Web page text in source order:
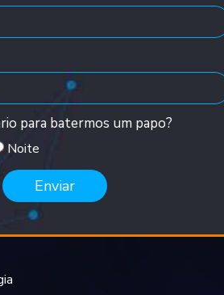
para batermos um papo?
Noite
Enviar